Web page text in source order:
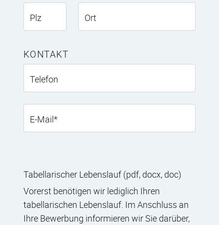
Plz Ort
KONTAKT
Telefon
E-Mail*
Tabellarischer Lebenslauf (pdf, docx, doc)
Vorerst benötigen wir lediglich Ihren
tabellarischen Lebenslauf. Im Anschluss an
Ihre Bewerbung informieren wir Sie darüber,